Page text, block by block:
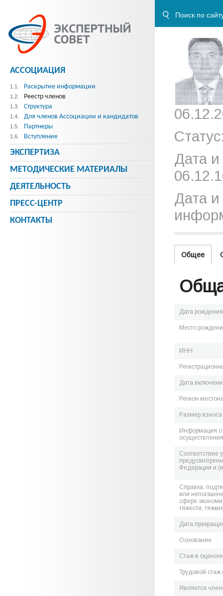
Дата
Дата и
Общее
Дата рождения
Место
ИНН
Дата
Регион
Размер
Информация о
Соответствие
Федерации и
Справка,
или
сфере
тяжести,
Дата
Основание
Стаж в
Трудовой стаж
Является
АССОЦИАЦИЯ
1.1. Раскрытие информации
1.2. Реестр членов
1.3. Структура
1.4. Для членов Ассоциации и кандидатов
1.5. Партнеры
1.6. Вступление
ЭКСПЕРТИЗА
МЕТОДИЧЕСКИE МАТЕРИАЛЫ
ДЕЯТЕЛЬНОСТЬ
ПРЕСС-ЦЕНТР
КОНТАКТЫ